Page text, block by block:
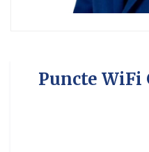
Puncte